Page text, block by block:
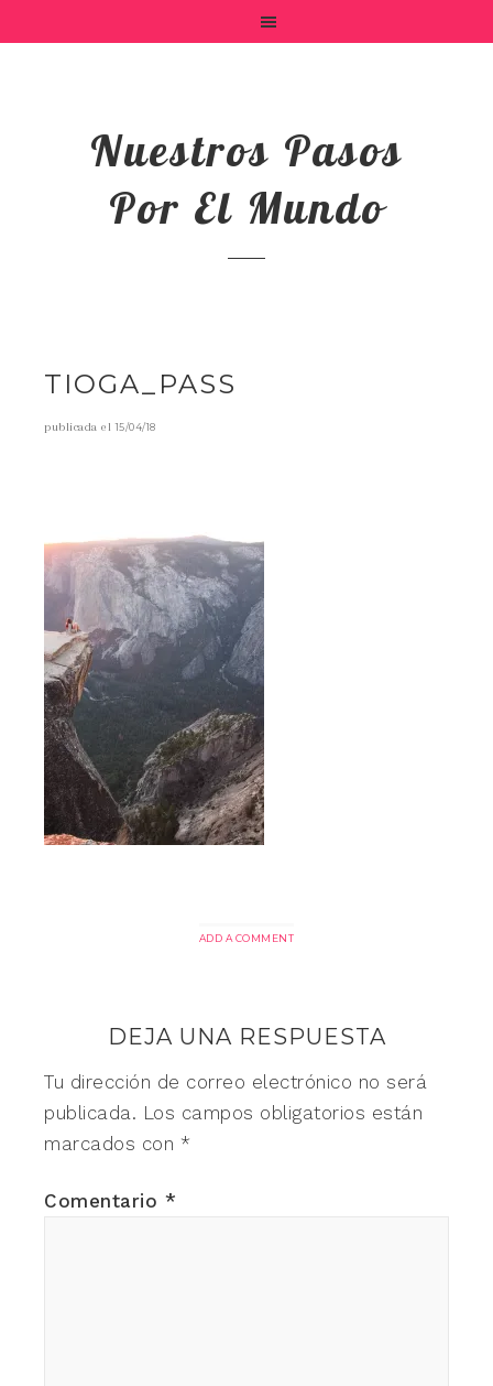
Nuestros Pasos
Por El Mundo
TIOGA_PASS
publicada el15/04/18
ADD A COMMENT
DEJA UNA RESPUESTA
Tu dirección de correo electrónico no será
publicada. Los campos obligatorios están
marcados con *
Comentario *